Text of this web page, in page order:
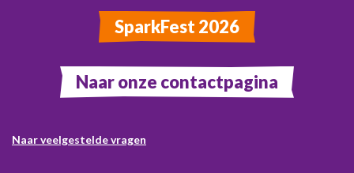
SparkFest 2026
Naar onze contactpagina
Naar veelgestelde vragen